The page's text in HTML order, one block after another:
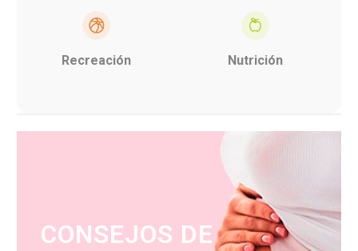
Recreación Nutrición
CONSEJOS DE